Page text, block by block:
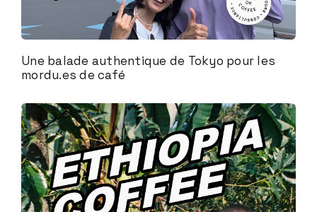
Une balade authentique de Tokyo pour les
mordu.es de café